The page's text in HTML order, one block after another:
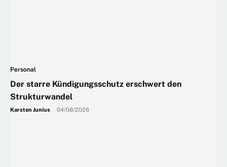
Personal
Der starre Kündigungsschutz erschwert den
Strukturwandel
Karsten Junius 04/08/2026